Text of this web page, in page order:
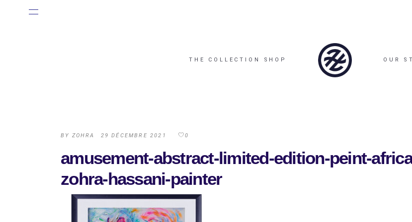
THE COLLECTION SHOP OUR
BY ZOHRA 29 DÉCEMBRE 2021 0
amusement-abstract-limited-edition-peint-
zohra-hassani-painter